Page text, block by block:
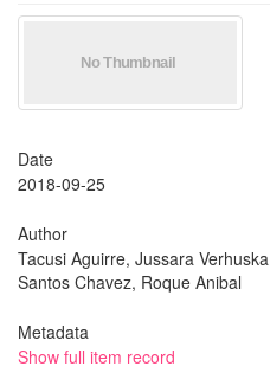
Date
2018-09-25
Author
Tacusi Aguirre, Jussara Verhuska
Santos Chavez, Roque Anibal
Metadata
Show full item record